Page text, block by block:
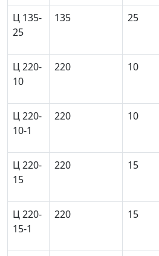
Ц 135-
25
135 25
Ц 220-
10
220 10
Ц 220-
10-1
220 10
Ц 220-
15
220 15
Ц 220-
15-1
220 15